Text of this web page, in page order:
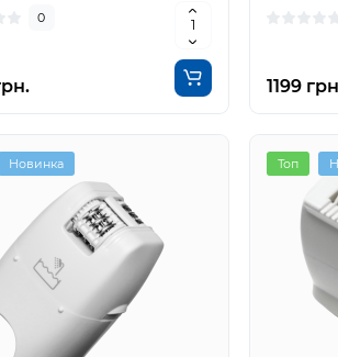
0
1199
Новинка Топ